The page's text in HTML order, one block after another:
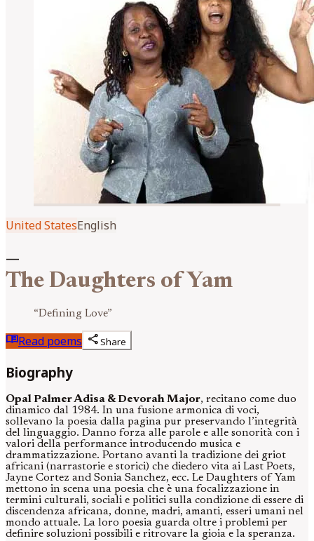
United StatesEnglish
—
The Daughters of Yam
“Defining Love”
menu_bookRead poems shareShare
Biography
Opal Palmer Adisa & Devorah Major, recitano come duo
dinamico dal 1984. In una fusione armonica di voci,
sollevano la poesia dalla pagina pur preservando l’integrità
del linguaggio. Danno forza alle parole e alle sonorità con i
valori della performance introducendo musica e
drammatizzazione. Portano avanti la tradizione dei griot
africani (narrastorie e storici) che diedero vita ai Last Poets,
Jayne Cortez and Sonia Sanchez, ecc. Le Daughters of Yam
mettono in scena una poesia che è una focalizzazione in
termini culturali, sociali e politici sulla condizione di essere di
discendenza africana, donne, madri, amanti, esseri umani nel
mondo attuale. La loro poesia guarda oltre i problemi per
definire soluzioni possibili e ritrovare la gioia e la speranza.